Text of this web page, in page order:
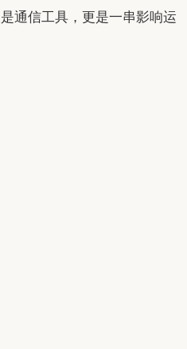
通信工具，更是一串影响运